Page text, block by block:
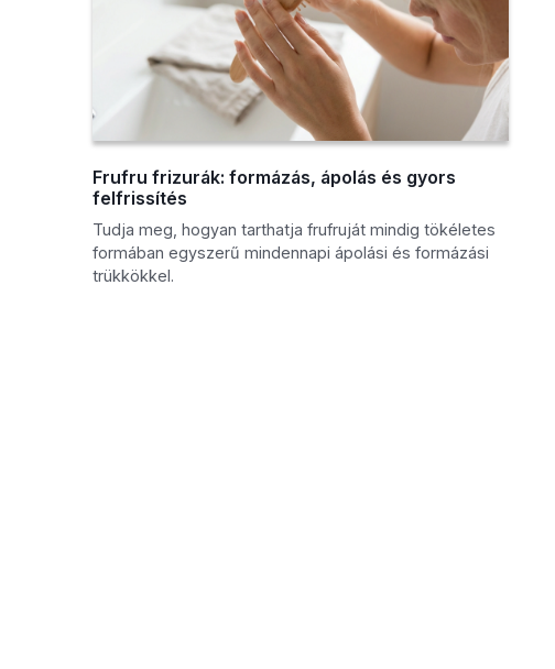
Frufru frizurák: formázás, ápolás és gyors
felfrissítés
Tudja meg, hogyan tarthatja frufruját mindig tökéletes
formában egyszerű mindennapi ápolási és formázási
trükkökkel.